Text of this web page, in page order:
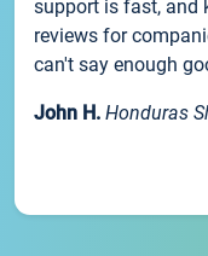
support is fast, and
reviews for
can't say enough
John H. Honduras